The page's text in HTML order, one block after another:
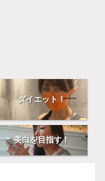
ダイエット！
美白を目指す！